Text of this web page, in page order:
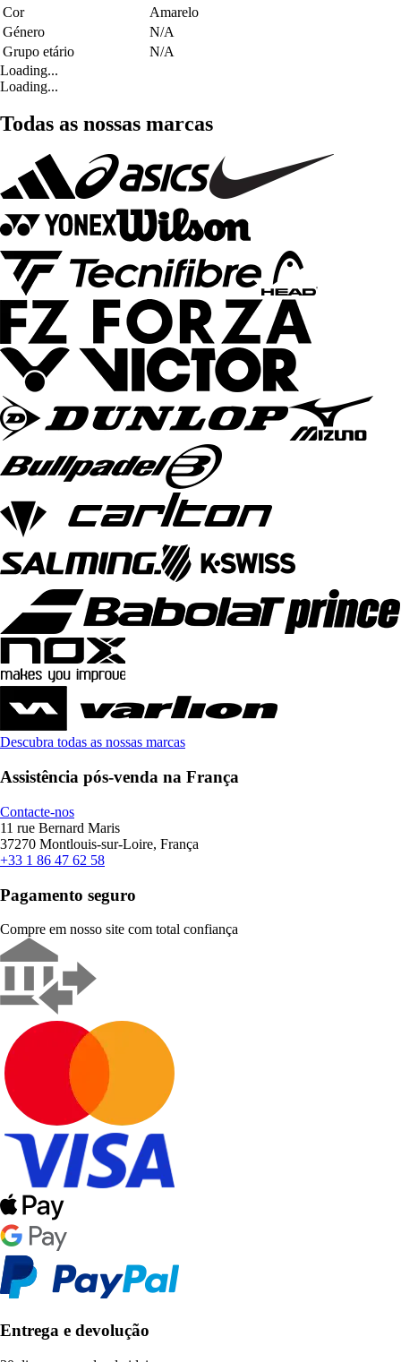
Cor
Amarelo
Género
N/A
Grupo etário
N/A
Loading...
Loading...
Todas as nossas marcas
Descubra todas as nossas marcas
Assistência pós-venda na França
Contacte-nos
11 rue Bernard Maris
37270 Montlouis-sur-Loire, França
+33 1 86 47 62 58
Pagamento seguro
Compre em nosso site com total confiança
Entrega e devolução